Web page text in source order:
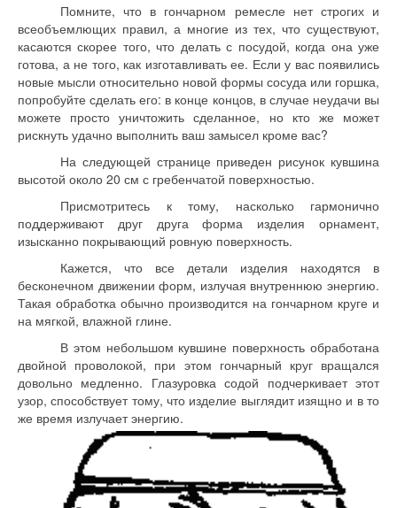
Помните, что в гончарном ремесле нет строгих и
всеобъемлющих правил, а многие из тех, что существуют,
касаются скорее того, что делать с посудой, когда она уже
готова, а не того, как изготавливать ее. Если у вас появились
новые мысли относительно новой формы сосуда или горшка,
попробуйте сделать его: в конце концов, в случае неудачи вы
можете просто уничтожить сделанное, но кто же может
рискнуть удачно выполнить ваш замысел кроме вас?
На следующей странице приведен рисунок кувшина
высотой около 20 см с гребенчатой поверхностью.
Присмотритесь к тому, насколько гармонично
поддерживают друг друга форма изделия орнамент,
изысканно покрывающий ровную поверхность.
Кажется, что все детали изделия находятся в
бесконечном движении форм, излучая внутреннюю энергию.
Такая обработка обычно производится на гончарном круге и
на мягкой, влажной глине.
В этом небольшом кувшине поверхность обработана
двойной проволокой, при этом гончарный круг вращался
довольно медленно. Глазуровка содой подчеркивает этот
узор, способствует тому, что изделие выглядит изящно и в то
же время излучает энергию.